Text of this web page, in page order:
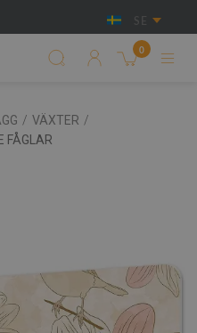
SE
0
/ VÄXTER /
FÅGLAR